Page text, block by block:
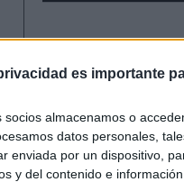
es importante
socios almacenamos o
datos personales,
enviada por un dispositivo,
y del contenido e